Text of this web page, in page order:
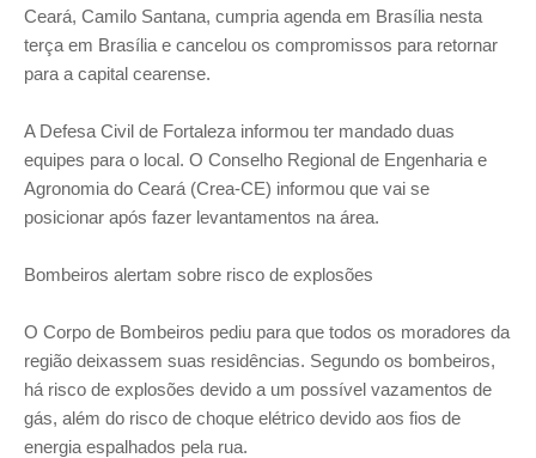
Ceará, Camilo Santana, cumpria agenda em Brasília nesta
terça em Brasília e cancelou os compromissos para retornar
para a capital cearense.
A Defesa Civil de Fortaleza informou ter mandado duas
equipes para o local. O Conselho Regional de Engenharia e
Agronomia do Ceará (Crea-CE) informou que vai se
posicionar após fazer levantamentos na área.
Bombeiros alertam sobre risco de explosões
O Corpo de Bombeiros pediu para que todos os moradores da
região deixassem suas residências. Segundo os bombeiros,
há risco de explosões devido a um possível vazamentos de
gás, além do risco de choque elétrico devido aos fios de
energia espalhados pela rua.